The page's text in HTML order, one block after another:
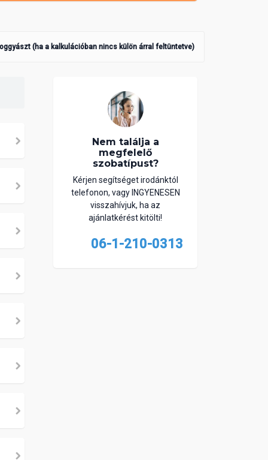
(ha a kalkulációban nincs külön árral feltüntetve)
Nem találja a
megfelelő
szobatípust?
Kérjen segítséget irodánktól
telefonon, vagy INGYENESEN
visszahívjuk, ha az
ajánlatkérést kitölti!
06-1-210-0313